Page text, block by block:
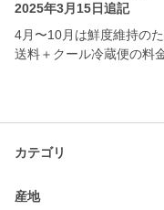
2025年3月15日追記
4月〜10月は鮮度維持の
送料＋クール冷蔵便の料
カテゴリ
産地